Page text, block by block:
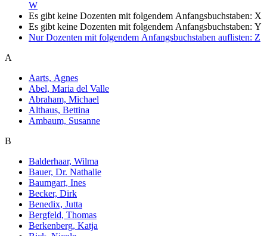
W
Es gibt keine Dozenten mit folgendem Anfangsbuchstaben: X
Es gibt keine Dozenten mit folgendem Anfangsbuchstaben: Y
Nur Dozenten mit folgendem Anfangsbuchstaben auflisten: Z
A
Aarts, Agnes
Abel, Maria del Valle
Abraham, Michael
Althaus, Bettina
Ambaum, Susanne
B
Balderhaar, Wilma
Bauer, Dr. Nathalie
Baumgart, Ines
Becker, Dirk
Benedix, Jutta
Bergfeld, Thomas
Berkenberg, Katja